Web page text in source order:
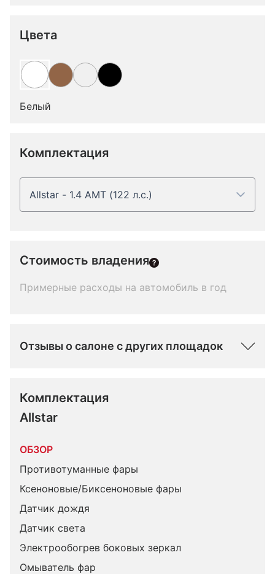
Цвета
Белый
Комплектация
Allstar - 1.4 AMT (122 л.с.)
Стоимость владения
Примерные расходы на автомобиль в год
Отзывы о салоне с других площадок
Комплектация
Allstar
ОБЗОР
Противотуманные фары
Ксеноновые/Биксеноновые фары
Датчик дождя
Датчик света
Электрообогрев боковых зеркал
Омыватель фар